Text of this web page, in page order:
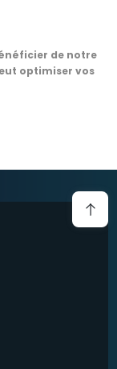
de notre
optimiser vos